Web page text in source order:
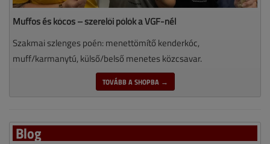
Muffos és kócos – szerelői pólók a VGF-nél
Szakmai szlenges poén: menettömítő kenderkóc,
muff/karmanytú, külső/belső menetes közcsavar.
TOVÁBB A SHOPBA →
Blog